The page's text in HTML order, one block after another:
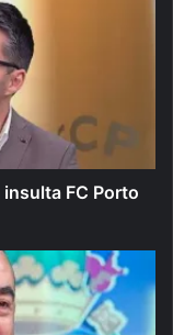
FC Porto